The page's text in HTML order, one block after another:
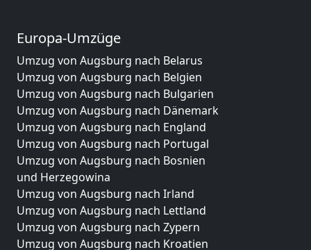
Europa-Umzüge
Umzug von Augsburg nach Belarus
Umzug von Augsburg nach Belgien
Umzug von Augsburg nach Bulgarien
Umzug von Augsburg nach Dänemark
Umzug von Augsburg nach England
Umzug von Augsburg nach Portugal
Umzug von Augsburg nach Bosnien
und Herzegowina
Umzug von Augsburg nach Irland
Umzug von Augsburg nach Lettland
Umzug von Augsburg nach Zypern
Umzug von Augsburg nach Kroatien